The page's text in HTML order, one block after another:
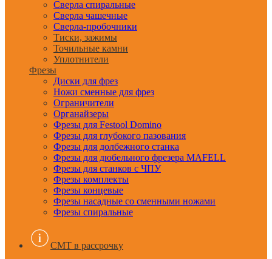
Сверла спиральные
Сверла чашечные
Сверла-пробочники
Тиски, зажимы
Точильные камни
Уплотнители
Фрезы
Диски для фрез
Ножи сменные для фрез
Ограничители
Органайзеры
Фрезы для Festool Domino
Фрезы для глубокого пазования
Фрезы для долбежного станка
Фрезы для дюбельного фрезера MAFELL
Фрезы для станков с ЧПУ
Фрезы комплекты
Фрезы концевые
Фрезы насадные со сменными ножами
Фрезы спиральные
CMT в рассрочку